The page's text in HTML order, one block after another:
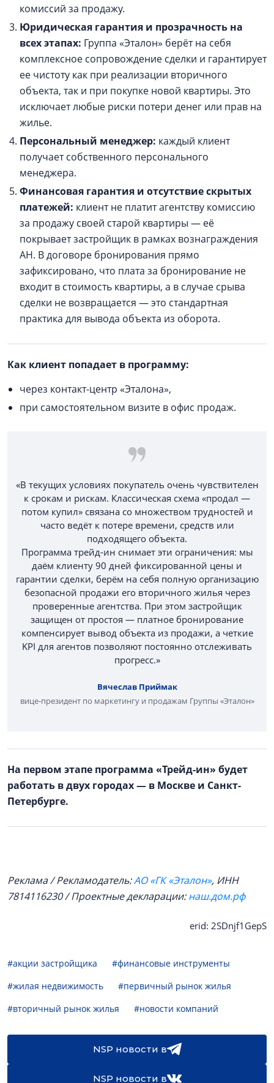
комиссий за продажу.
Юридическая гарантия и прозрачность на
всех этапах: Группа «Эталон» берёт на себя
комплексное сопровождение сделки и гарантирует
ее чистоту как при реализации вторичного
объекта, так и при покупке новой квартиры. Это
исключает любые риски потери денег или прав на
жилье.
Персональный менеджер: каждый клиент
получает собственного персонального
менеджера.
Финансовая гарантия и отсутствие скрытых
платежей: клиент не платит агентству комиссию
за продажу своей старой квартиры — её
покрывает застройщик в рамках вознаграждения
АН. В договоре бронирования прямо
зафиксировано, что плата за бронирование не
входит в стоимость квартиры, а в случае срыва
сделки не возвращается — это стандартная
практика для вывода объекта из оборота.
Как клиент попадает в программу:
через контакт-центр «Эталона»,
при самостоятельном визите в офис продаж.
«В текущих условиях покупатель очень чувствителен
к срокам и рискам. Классическая схема «продал —
потом купил» связана со множеством трудностей и
часто ведёт к потере времени, средств или
подходящего объекта.
Программа трейд-ин снимает эти ограничения: мы
даём клиенту 90 дней фиксированной цены и
гарантии сделки, берём на себя полную организацию
безопасной продажи его вторичного жилья через
проверенные агентства. При этом застройщик
защищен от простоя — платное бронирование
компенсирует вывод объекта из продажи, а четкие
KPI для агентов позволяют постоянно отслеживать
прогресс.»
Вячеслав Приймак
вице-президент по маркетингу и продажам Группы «Эталон»
На первом этапе программа «Трейд-ин» будет
работать в двух городах — в Москве и Санкт-
Петербурге.
Реклама / Рекламодатель:АО «ГК «Эталон», ИНН
7814116230/ Проектные декларации:наш.дом.рф
erid: 2SDnjf1GepS
#акции застройщика
#финансовые инструменты
#жилая недвижимость
#первичный рынок жилья
#вторичный рынок жилья
#новости компаний
NSP новости в
NSP новости в